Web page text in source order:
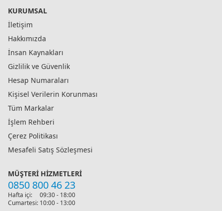
KURUMSAL
İletişim
Hakkımızda
İnsan Kaynakları
Gizlilik ve Güvenlik
Hesap Numaraları
Kişisel Verilerin Korunması
Tüm Markalar
İşlem Rehberi
Çerez Politikası
Mesafeli Satış Sözleşmesi
MÜŞTERI HIZMETLERI
0850 800 46 23
Hafta içi:
09:30 - 18:00
Cumartesi: 10:00 - 13:00